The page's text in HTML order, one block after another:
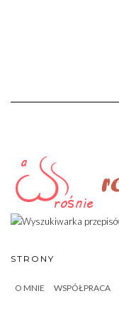
STRONY
O MNIE WSPÓŁPRACA